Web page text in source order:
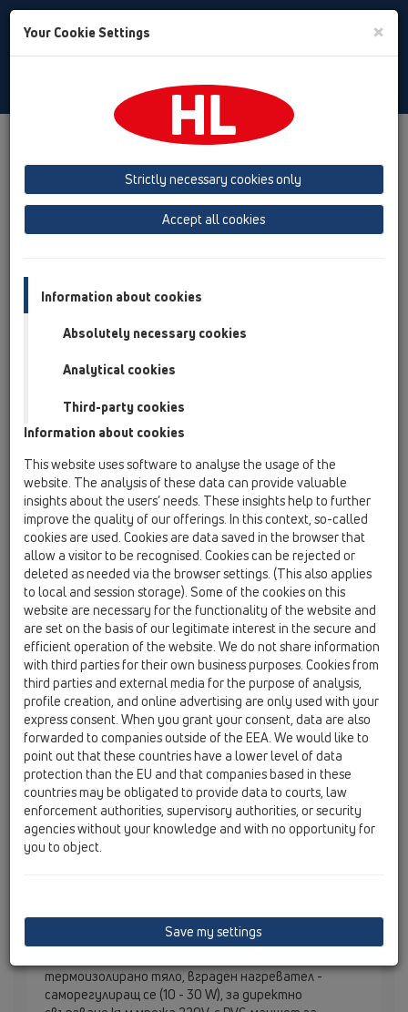
Toggle
преглед на продукта
Продукти
Гравитачно отводняване
с долно оттичане
HL62P HL62.1BP/1
преглед на продукта
Продукти
Гравитачно отводняване
с долно оттичане
HL62P
HL62.1BP/1
HL62.1BP/1
Воронка DN110 с PVC-маншет
и вграден нагревател (10-
30W/220V), с решетка
термоизолирано тяло, вграден нагревател -
саморегулиращ се (10 - 30 W), за директно
Your Cookie Settings ×
Strictly necessary cookies only
Accept all cookies
Information about cookies
Absolutely necessary cookies
Analytical cookies
Third-party cookies
Information about cookies
This website uses software to analyse the usage of the
website. The analysis of these data can provide valuable
insights about the users’ needs. These insights help to further
improve the quality of our offerings. In this context, so-called
cookies are used. Cookies are data saved in the browser that
allow a visitor to be recognised. Cookies can be rejected or
deleted as needed via the browser settings. (This also applies
to local and session storage). Some of the cookies on this
website are necessary for the functionality of the website and
are set on the basis of our legitimate interest in the secure and
efficient operation of the website. We do not share information
with third parties for their own business purposes. Cookies from
third parties and external media for the purpose of analysis,
profile creation, and online advertising are only used with your
express consent. When you grant your consent, data are also
forwarded to companies outside of the EEA. We would like to
point out that these countries have a lower level of data
protection than the EU and that companies based in these
countries may be obligated to provide data to courts, law
enforcement authorities, supervisory authorities, or security
agencies without your knowledge and with no opportunity for
you to object.
Save my settings